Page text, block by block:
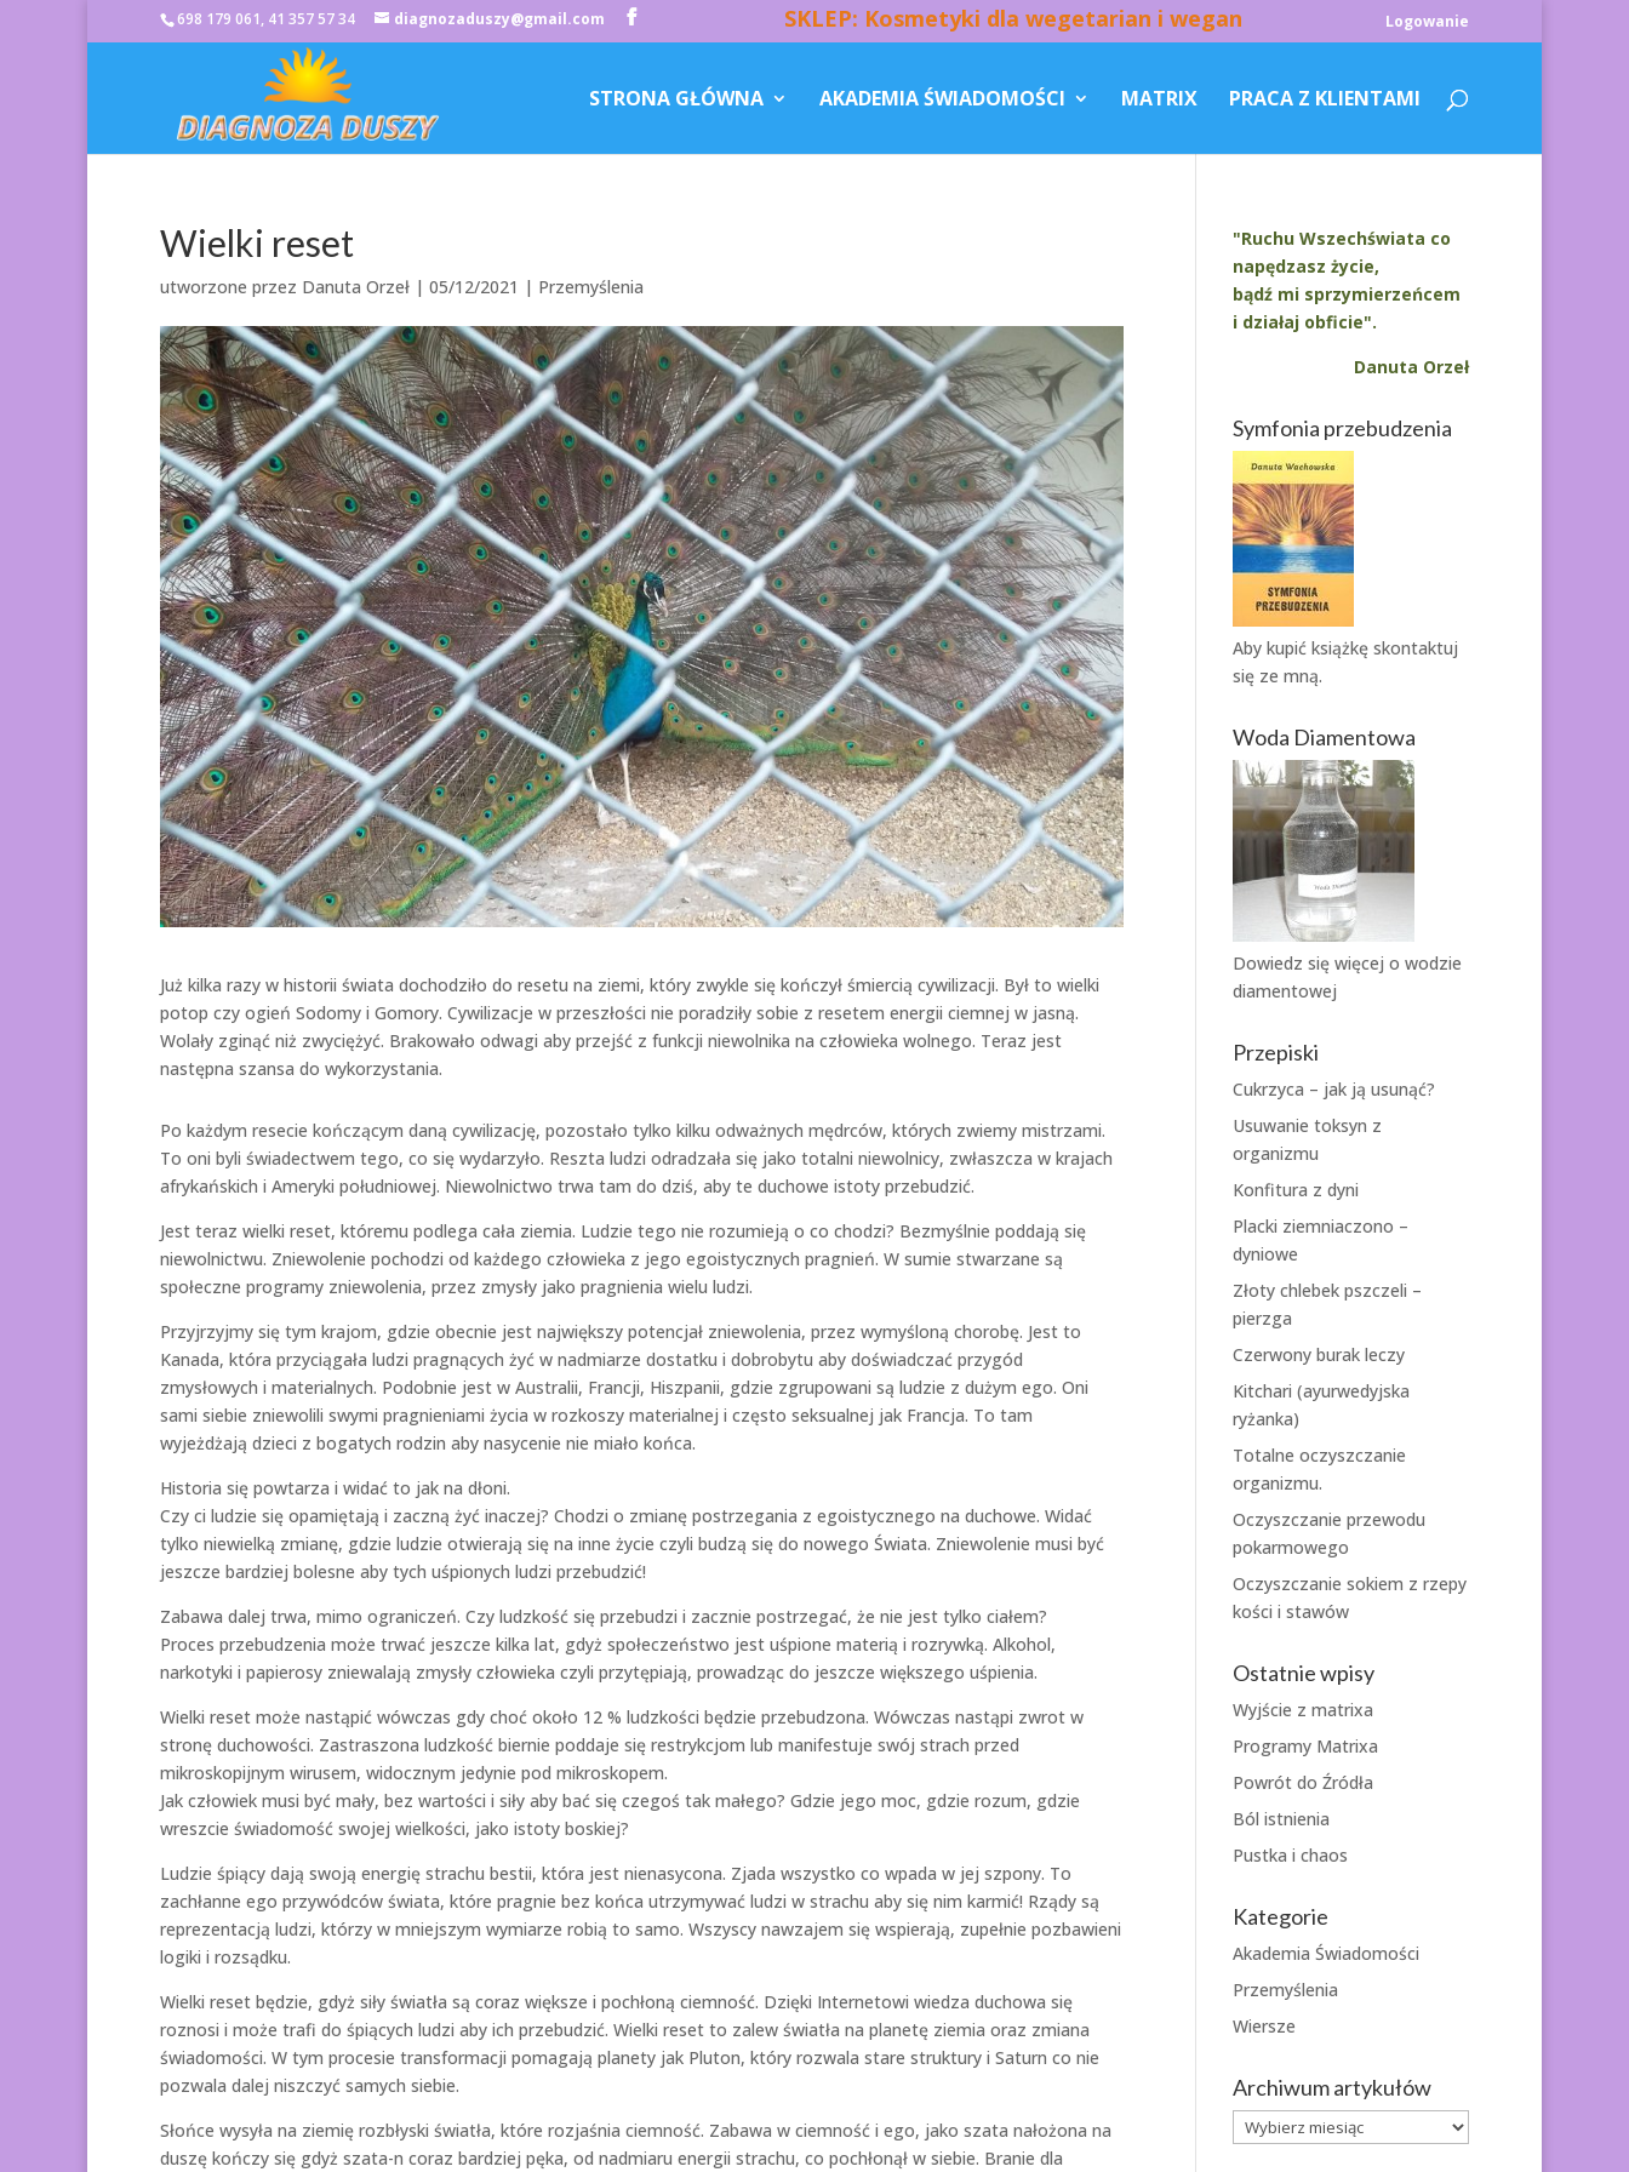
698 179 061, 41 357 57 34 diagnozaduszy@gmail.com SKLEP: Kosmetyki dla wegetarian i wegan Logowanie
STRONA GŁÓWNA AKADEMIA ŚWIADOMOŚCI MATRIX PRACA Z KLIENTAMI
Wielki reset
utworzone przez Danuta Orzeł | 05/12/2021 | Przemyślenia
Już kilka razy w historii świata dochodziło do resetu na ziemi, który zwykle się kończył śmiercią cywilizacji. Był to wielki
potop czy ogień Sodomy i Gomory. Cywilizacje w przeszłości nie poradziły sobie z resetem energii ciemnej w jasną.
Wolały zginąć niż zwyciężyć. Brakowało odwagi aby przejść z funkcji niewolnika na człowieka wolnego. Teraz jest
następna szansa do wykorzystania.
Po każdym resecie kończącym daną cywilizację, pozostało tylko kilku odważnych mędrców, których zwiemy mistrzami.
To oni byli świadectwem tego, co się wydarzyło. Reszta ludzi odradzała się jako totalni niewolnicy, zwłaszcza w krajach
afrykańskich i Ameryki południowej. Niewolnictwo trwa tam do dziś, aby te duchowe istoty przebudzić.
Jest teraz wielki reset, któremu podlega cała ziemia. Ludzie tego nie rozumieją o co chodzi? Bezmyślnie poddają się
niewolnictwu. Zniewolenie pochodzi od każdego człowieka z jego egoistycznych pragnień. W sumie stwarzane są
społeczne programy zniewolenia, przez zmysły jako pragnienia wielu ludzi.
Przyjrzyjmy się tym krajom, gdzie obecnie jest największy potencjał zniewolenia, przez wymyśloną chorobę. Jest to
Kanada, która przyciągała ludzi pragnących żyć w nadmiarze dostatku i dobrobytu aby doświadczać przygód
zmysłowych i materialnych. Podobnie jest w Australii, Francji, Hiszpanii, gdzie zgrupowani są ludzie z dużym ego. Oni
sami siebie zniewolili swymi pragnieniami życia w rozkoszy materialnej i często seksualnej jak Francja. To tam
wyjeżdżają dzieci z bogatych rodzin aby nasycenie nie miało końca.
Historia się powtarza i widać to jak na dłoni.
Czy ci ludzie się opamiętają i zaczną żyć inaczej? Chodzi o zmianę postrzegania z egoistycznego na duchowe. Widać
tylko niewielką zmianę, gdzie ludzie otwierają się na inne życie czyli budzą się do nowego Świata. Zniewolenie musi być
jeszcze bardziej bolesne aby tych uśpionych ludzi przebudzić!
Zabawa dalej trwa, mimo ograniczeń. Czy ludzkość się przebudzi i zacznie postrzegać, że nie jest tylko ciałem?
Proces przebudzenia może trwać jeszcze kilka lat, gdyż społeczeństwo jest uśpione materią i rozrywką. Alkohol,
narkotyki i papierosy zniewalają zmysły człowieka czyli przytępiają, prowadząc do jeszcze większego uśpienia.
Wielki reset może nastąpić wówczas gdy choć około 12 % ludzkości będzie przebudzona. Wówczas nastąpi zwrot w
stronę duchowości. Zastraszona ludzkość biernie poddaje się restrykcjom lub manifestuje swój strach przed
mikroskopijnym wirusem, widocznym jedynie pod mikroskopem.
Jak człowiek musi być mały, bez wartości i siły aby bać się czegoś tak małego? Gdzie jego moc, gdzie rozum, gdzie
wreszcie świadomość swojej wielkości, jako istoty boskiej?
Ludzie śpiący dają swoją energię strachu bestii, która jest nienasycona. Zjada wszystko co wpada w jej szpony. To
zachłanne ego przywódców świata, które pragnie bez końca utrzymywać ludzi w strachu aby się nim karmić! Rządy są
reprezentacją ludzi, którzy w mniejszym wymiarze robią to samo. Wszyscy nawzajem się wspierają, zupełnie pozbawieni
logiki i rozsądku.
Wielki reset będzie, gdyż siły światła są coraz większe i pochłoną ciemność. Dzięki Internetowi wiedza duchowa się
roznosi i może trafi do śpiących ludzi aby ich przebudzić. Wielki reset to zalew światła na planetę ziemia oraz zmiana
świadomości. W tym procesie transformacji pomagają planety jak Pluton, który rozwala stare struktury i Saturn co nie
pozwala dalej niszczyć samych siebie.
Słońce wysyła na ziemię rozbłyski światła, które rozjaśnia ciemność. Zabawa w ciemność i ego, jako szata nałożona na
duszę kończy się gdyż szata-n coraz bardziej pęka, od nadmiaru energii strachu, co pochłonął w siebie. Branie dla
"Ruchu Wszechświata co
napędzasz życie,
bądź mi sprzymierzeńcem
i działaj obficie".
Danuta Orzeł
Symfonia przebudzenia
Aby kupić książkę skontaktuj
się ze mną.
Woda Diamentowa
Dowiedz się więcej o wodzie
diamentowej
Przepiski
Cukrzyca – jak ją usunąć?
Usuwanie toksyn z
organizmu
Konfitura z dyni
Placki ziemniaczono –
dyniowe
Złoty chlebek pszczeli –
pierzga
Czerwony burak leczy
Kitchari (ayurwedyjska
ryżanka)
Totalne oczyszczanie
organizmu.
Oczyszczanie przewodu
pokarmowego
Oczyszczanie sokiem z rzepy
kości i stawów
Ostatnie wpisy
Wyjście z matrixa
Programy Matrixa
Powrót do Źródła
Ból istnienia
Pustka i chaos
Kategorie
Akademia Świadomości
Przemyślenia
Wiersze
Archiwum artykułów
Archiwum
artykułów